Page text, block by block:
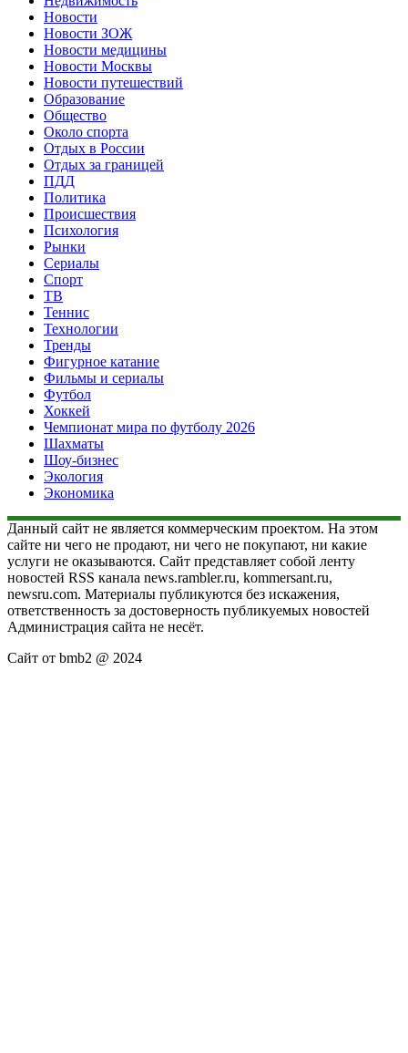
Новости
Новости ЗОЖ
Новости медицины
Новости Москвы
Новости путешествий
Образование
Общество
Около спорта
Отдых в России
Отдых за границей
ПДД
Политика
Происшествия
Психология
Рынки
Сериалы
Спорт
ТВ
Теннис
Технологии
Тренды
Фигурное катание
Фильмы и сериалы
Футбол
Хоккей
Чемпионат мира по футболу 2026
Шахматы
Шоу-бизнес
Экология
Экономика
Данный сайт не является коммерческим проектом. На этом
сайте ни чего не продают, ни чего не покупают, ни какие
услуги не оказываются. Сайт представляет собой ленту
новостей RSS канала news.rambler.ru, kommersant.ru,
newsru.com. Материалы публикуются без искажения,
ответственность за достоверность публикуемых новостей
Администрация сайта не несёт.
Сайт от bmb2 @ 2024